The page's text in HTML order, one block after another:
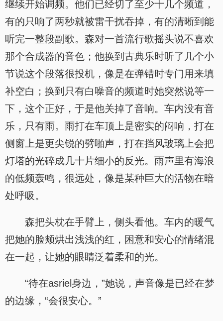
继续开始调频。他们已经切了至少十几个频道，
有的只响了两秒就被雷干扰吞掉，有的清晰到能
听完一整段副歌。森对一首流行歌摇头说不喜欢
那个合成器的音色；他换到古典乐时听了几个小
节说这个段落很投机，像是在弹错时专门用来填
补空白；换到只有白噪音的频道时她突然说等一
下，这个正好，于是他关掉了音响。车内没有音
乐，只有雨。雨打在车顶上是密实的闷响，打在
侧窗上是更尖锐的劈啪声，打在挡风玻璃上会把
灯塔的光碎成几十片细小的反光。雨声里有海浪
的低频轰鸣，很远处，像是某种巨大的活物在暗
处呼吸。
森把头枕在手臂上，侧头看他。车内的暖气
把她的脸颊烘出浅浅的红，困意和安心的情绪混
在一起，让她的眼睛泛着柔和的光。
“待在asriel身边，”她说，声音像是已经在梦
的边缘，“会很安心。”